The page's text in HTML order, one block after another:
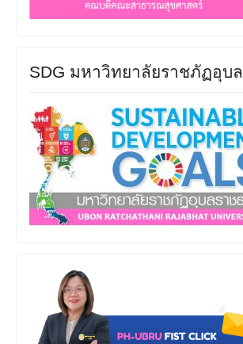
SDG มหาวิทยาลัยราชภัฏอุบ